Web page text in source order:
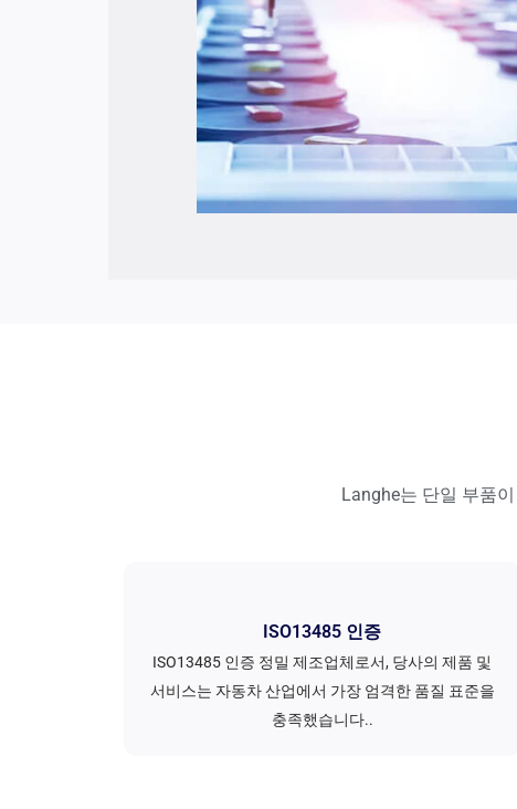
Langhe는 단일 부품
ISO13485 인증
ISO13485 인증 정밀 제조업체로서, 당사의 제품 및
서비스는 자동차 산업에서 가장 엄격한 품질 표준을
충족했습니다..